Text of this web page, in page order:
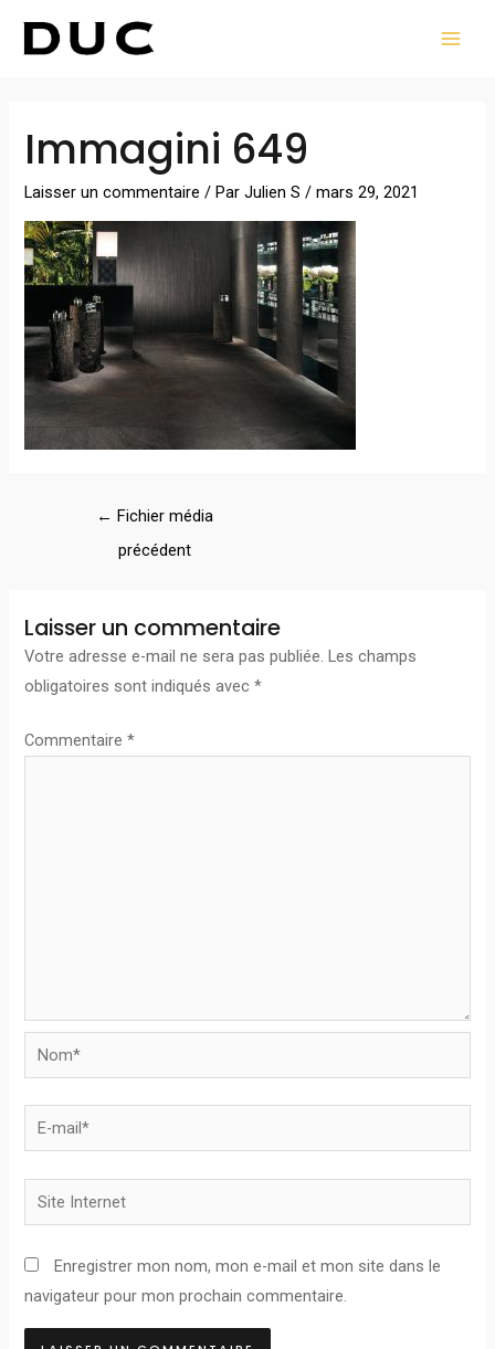
Immagini 649
Laisser un commentaire / ParJulien S/mars 29, 2021
des
← Fichier média
précédent
Laisser un commentaire
Votre adresse e-mail ne sera pas publiée. Les champs
obligatoires sont indiqués avec*
Commentaire*
Nom*
E-
mail*
Site
Internet
Enregistrer mon nom, mon e-mail et mon site dans le
navigateur pour mon prochain commentaire.